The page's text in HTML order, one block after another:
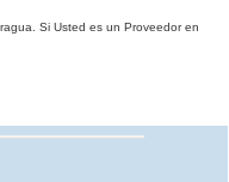
Si Usted es un Proveedor en